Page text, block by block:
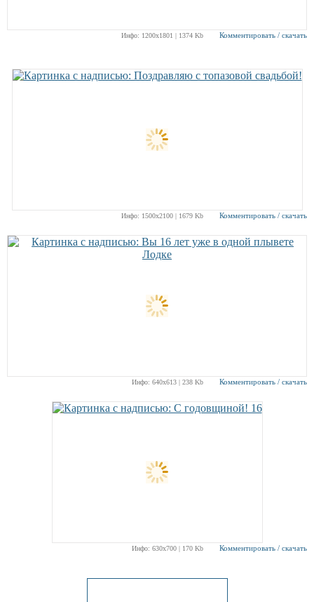
Инфо: 1200х1801 | 1374 Kb Комментировать / скачать
Инфо: 1500х2100 | 1679 Kb Комментировать / скачать
Инфо: 640х613 | 238 Kb Комментировать / скачать
Инфо: 630х700 | 170 Kb Комментировать / скачать